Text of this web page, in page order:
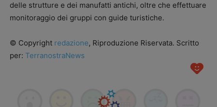
delle strutture e dei manufatti antichi, oltre che effettuare
monitoraggio dei gruppi con guide turistiche.
© Copyright redazione, Riproduzione Riservata. Scritto
per: TerranostraNews